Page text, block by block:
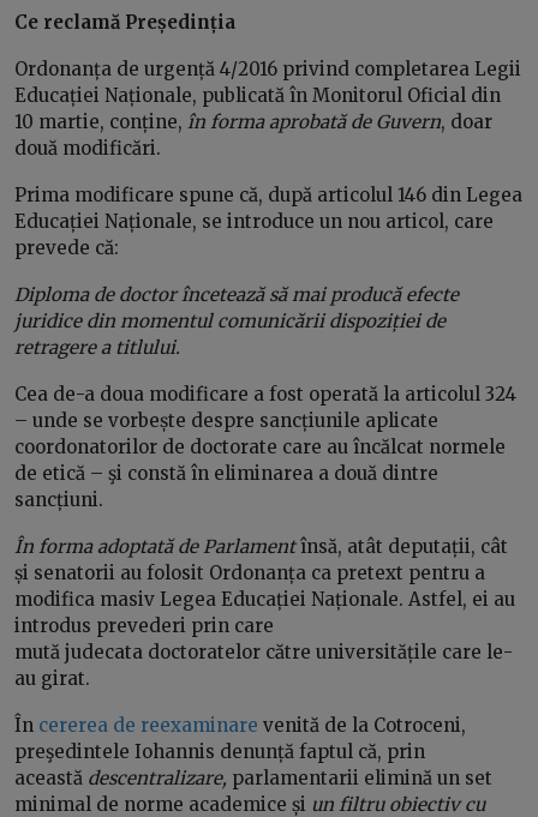
Ce reclamă Președinția
Ordonanța de urgență 4/2016 privind completarea Legii
Educației Naționale, publicată în Monitorul Oficial din
10 martie, conține, în forma aprobată de Guvern, doar
două modificări.
Prima modificare spune că, după articolul 146 din Legea
Educației Naționale, se introduce un nou articol, care
prevede că:
Diploma de doctor încetează să mai producă efecte
juridice din momentul comunicării dispoziției de
retragere a titlului.
Cea de-a doua modificare a fost operată la articolul 324
– unde se vorbește despre sancțiunile aplicate
coordonatorilor de doctorate care au încălcat normele
de etică – şi constă în eliminarea a două dintre
sancțiuni.
În forma adoptată de Parlamentînsă, atât deputații, cât
și senatorii au folosit Ordonanța ca pretext pentru a
modifica masiv Legea Educației Naționale. Astfel, ei au
introdus prevederi prin care
mută judecata doctoratelor către universitățile care le-
au girat.
În cererea de reexaminare venită de la Cotroceni,
preşedintele Iohannis denunță faptul că, prin
această descentralizare, parlamentarii elimină un set
minimal de norme academice și un filtru obiectiv cu